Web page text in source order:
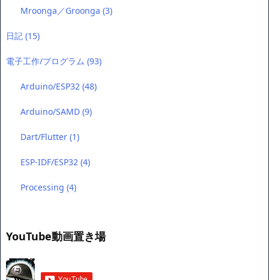
Mroonga／Groonga(3)
日記 (15)
電子工作/プログラム (93)
Arduino/ESP32(48)
Arduino/SAMD(9)
Dart/Flutter(1)
ESP-IDF/ESP32(4)
Processing(4)
YouTube動画置き場